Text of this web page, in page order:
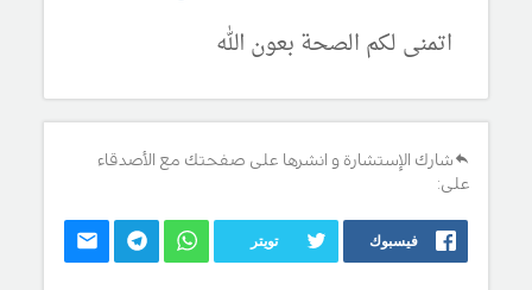
اتمنى لكم الصحة بعون الله
شارك الإستشارة و انشرها على صفحتك مع الأصدقاء
على:
فيسبوك تويتر